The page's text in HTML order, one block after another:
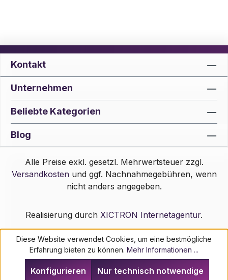
Kontakt
Unternehmen
Beliebte Kategorien
Blog
Alle Preise exkl. gesetzl. Mehrwertsteuer zzgl.
Versandkostenund ggf. Nachnahmegebühren, wenn
nicht anders angegeben.
Realisierung durch XICTRON Internetagentur.
Diese Website verwendet Cookies, um eine bestmögliche
Erfahrung bieten zu können. Mehr Informationen ...
Nur technisch notwendige
Konfigurieren